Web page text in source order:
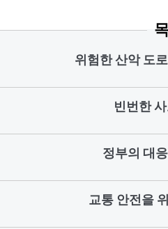
위험한 산악 도
빈번한
정부의 대
교통 안전을